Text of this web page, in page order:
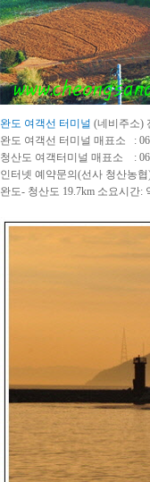
완도 여객선 터미널 (네비주소)
완도 여객선 터미널 매표소 :
청산도 여객터미널 매표소 :
인터넷 예약문의(선사 청산농협
완도- 청산도 19.7km 소요시간: